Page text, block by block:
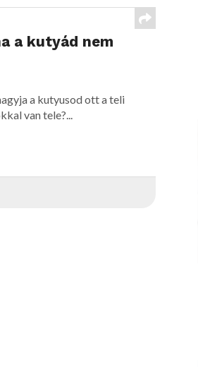
a kutyád nem
a kutyusod ott a teli
van tele?...